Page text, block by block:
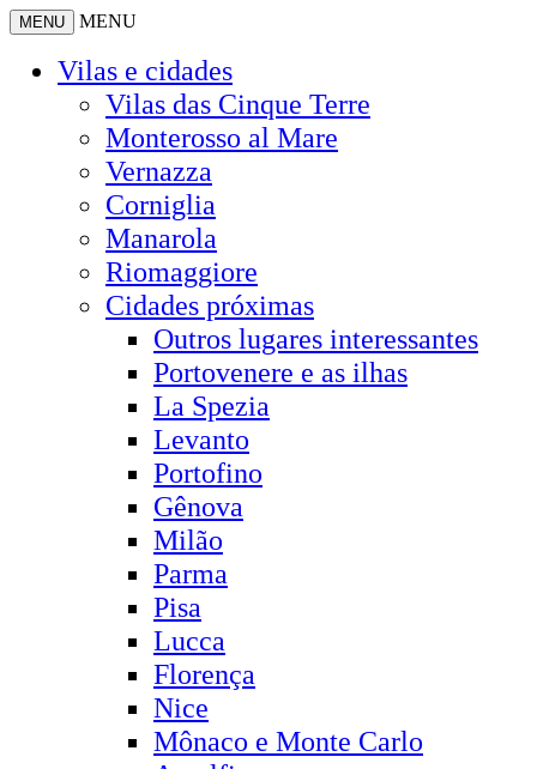
MENU MENU
Vilas e cidades
Vilas das Cinque Terre
Monterosso al Mare
Vernazza
Corniglia
Manarola
Riomaggiore
Cidades próximas
Outros lugares interessantes
Portovenere e as ilhas
La Spezia
Levanto
Portofino
Gênova
Milão
Parma
Pisa
Lucca
Florença
Nice
Mônaco e Monte Carlo